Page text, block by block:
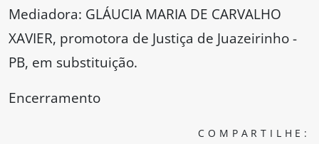
Mediadora: GLÁUCIA MARIA DE CARVALHO
XAVIER, promotora de Justiça de Juazeirinho -
PB, em substituição.
Encerramento
COMPARTILHE: